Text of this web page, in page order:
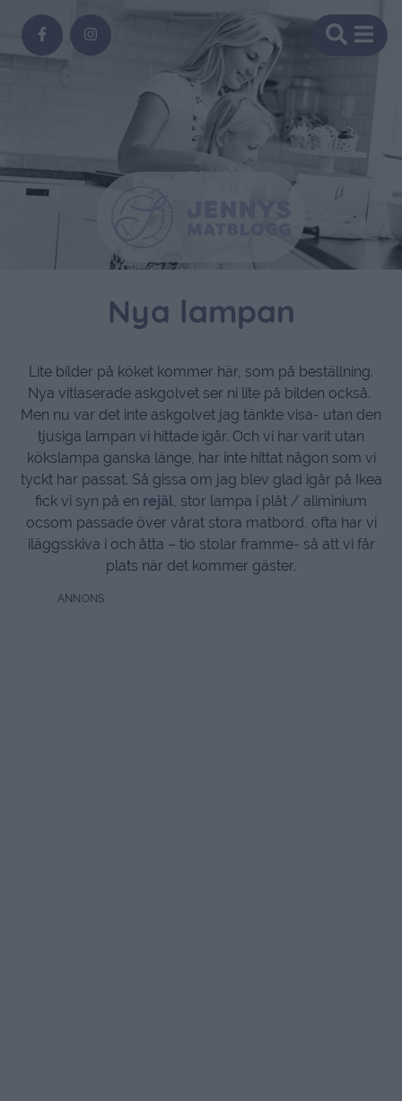
Nya lampan
Lite bilder på köket kommer här, som på beställning.
Nya vitlaserade askgolvet ser ni lite på bilden också.
Men nu var det inte askgolvet jag tänkte visa- utan den
tjusiga lampan vi hittade igår. Och vi har varit utan
kökslampa ganska länge, har inte hittat någon som vi
tyckt har passat. Så gissa om jag blev glad igår på Ikea
fick vi syn på en rejäl, stor lampa i plåt / aliminium
ocsom passade över vårat stora matbord, ofta har vi
iläggsskiva i och åtta – tio stolar framme- så att vi får
plats när det kommer gäster.